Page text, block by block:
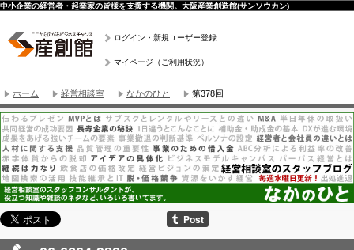
中小企業の経営者・起業家の皆様を支援する機関。大阪産業創造館(サンソウカン)
ログイン・新規ユーザー登録
マイページ（ご利用状況）
ホーム 経営相談室 なかのひと 第378回